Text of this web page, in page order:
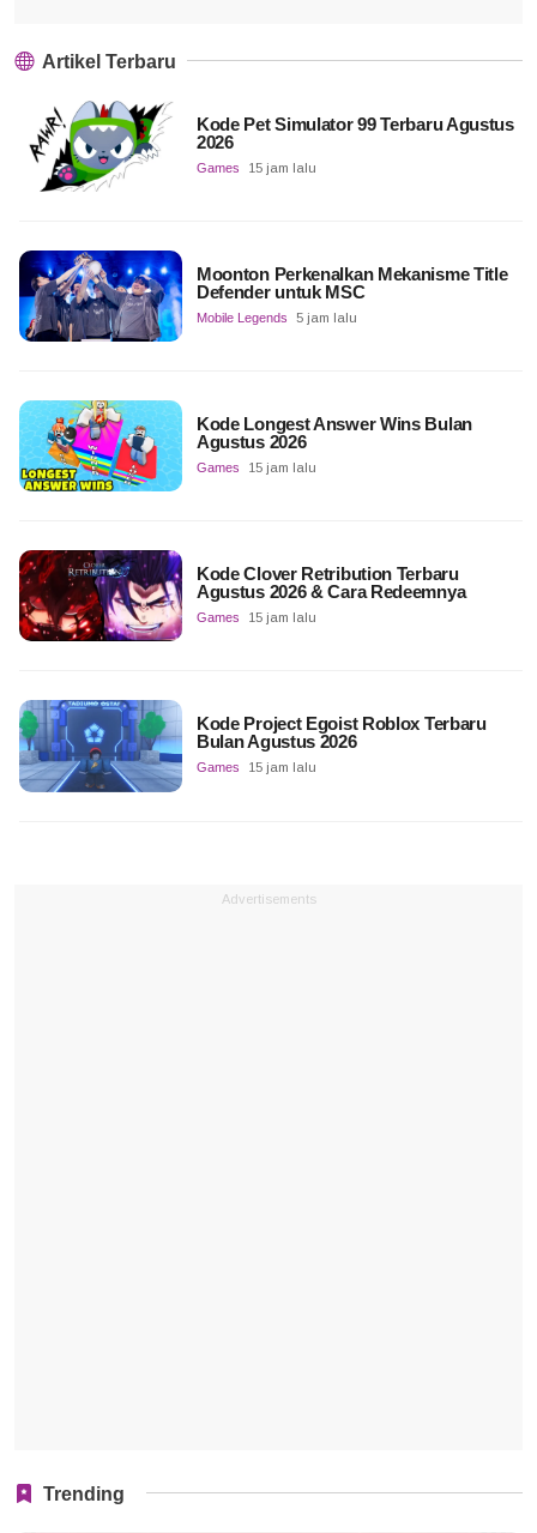
Artikel Terbaru
Kode Pet Simulator 99 Terbaru Agustus
2026
Games 15 jam lalu
Moonton Perkenalkan Mekanisme Title
Defender untuk MSC
Mobile Legends 5 jam lalu
Kode Longest Answer Wins Bulan
Agustus 2026
Games 15 jam lalu
Kode Clover Retribution Terbaru
Agustus 2026 & Cara Redeemnya
Games 15 jam lalu
Kode Project Egoist Roblox Terbaru
Bulan Agustus 2026
Games 15 jam lalu
Advertisements
Trending